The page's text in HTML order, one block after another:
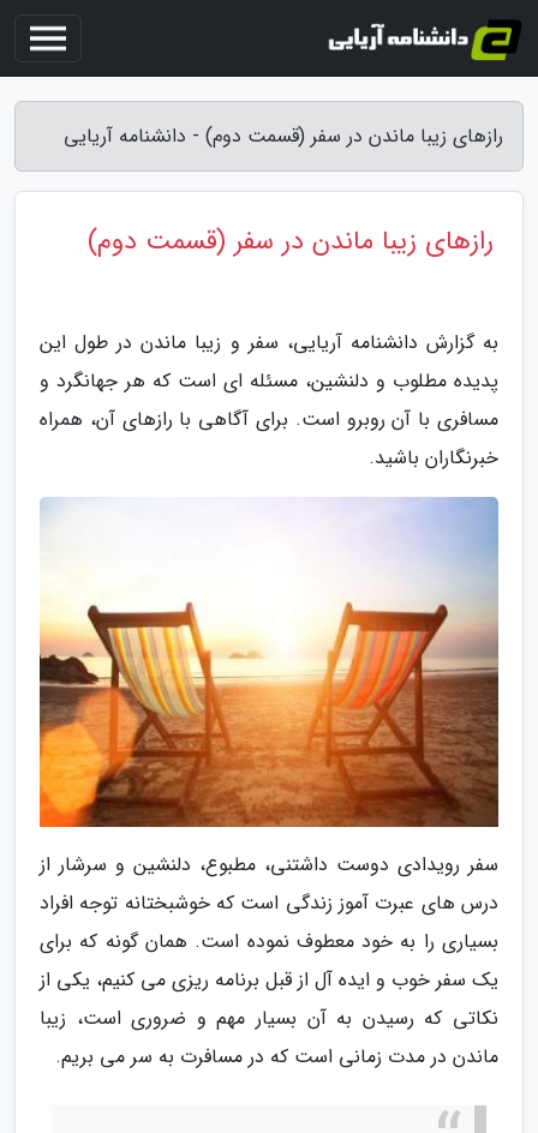
رازهای زیبا ماندن در سفر (قسمت دوم) - دانشنامه آریایی
رازهای زیبا ماندن در سفر (قسمت دوم)
به گزارش دانشنامه آریایی، سفر و زیبا ماندن در طول این
پدیده مطلوب و دلنشین، مسئله ای است که هر جهانگرد و
مسافری با آن روبرو است. برای آگاهی با رازهای آن، همراه
خبرنگاران باشید.
سفر رویدادی دوست داشتنی، مطبوع، دلنشین و سرشار از
درس های عبرت آموز زندگی است که خوشبختانه توجه افراد
بسیاری را به خود معطوف نموده است. همان گونه که برای
یک سفر خوب و ایده آل از قبل برنامه ریزی می کنیم، یکی از
نکاتی که رسیدن به آن بسیار مهم و ضروری است، زیبا
ماندن در مدت زمانی است که در مسافرت به سر می بریم.